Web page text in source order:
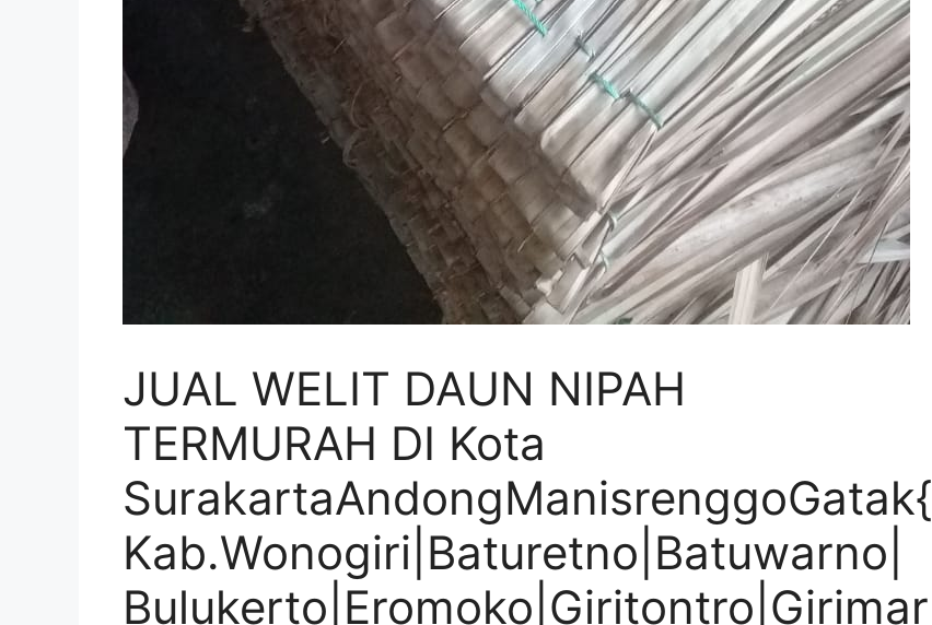
JUAL WELIT DAUN NIPAH
TERMURAH DI Kota
SurakartaAndongManisrenggoGatak{
Kab.Wonogiri|Baturetno|Batuwarno|
Bulukerto|Eromoko|Giritontro|Girimar